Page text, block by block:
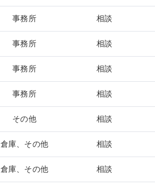
事務所 相談
事務所 相談
事務所 相談
事務所 相談
その他 相談
倉庫、その他 相談
倉庫、その他 相談